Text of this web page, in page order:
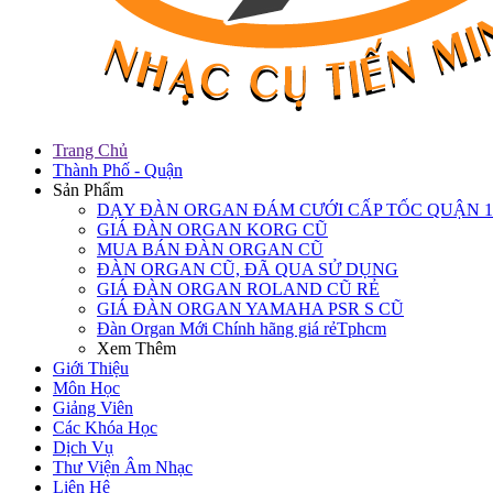
Trang Chủ
Thành Phố - Quận
Sản Phẩm
DẠY ĐÀN ORGAN ĐÁM CƯỚI CẤP TỐC QUẬN
GIÁ ĐÀN ORGAN KORG CŨ
MUA BÁN ĐÀN ORGAN CŨ
ĐÀN ORGAN CŨ, ĐÃ QUA SỬ DỤNG
GIÁ ĐÀN ORGAN ROLAND CŨ RẺ
GIÁ ĐÀN ORGAN YAMAHA PSR S CŨ
Đàn Organ Mới Chính hãng giá rẻTphcm
Xem Thêm
Giới Thiệu
Môn Học
Giảng Viên
Các Khóa Học
Dịch Vụ
Thư Viện Âm Nhạc
Liên Hệ